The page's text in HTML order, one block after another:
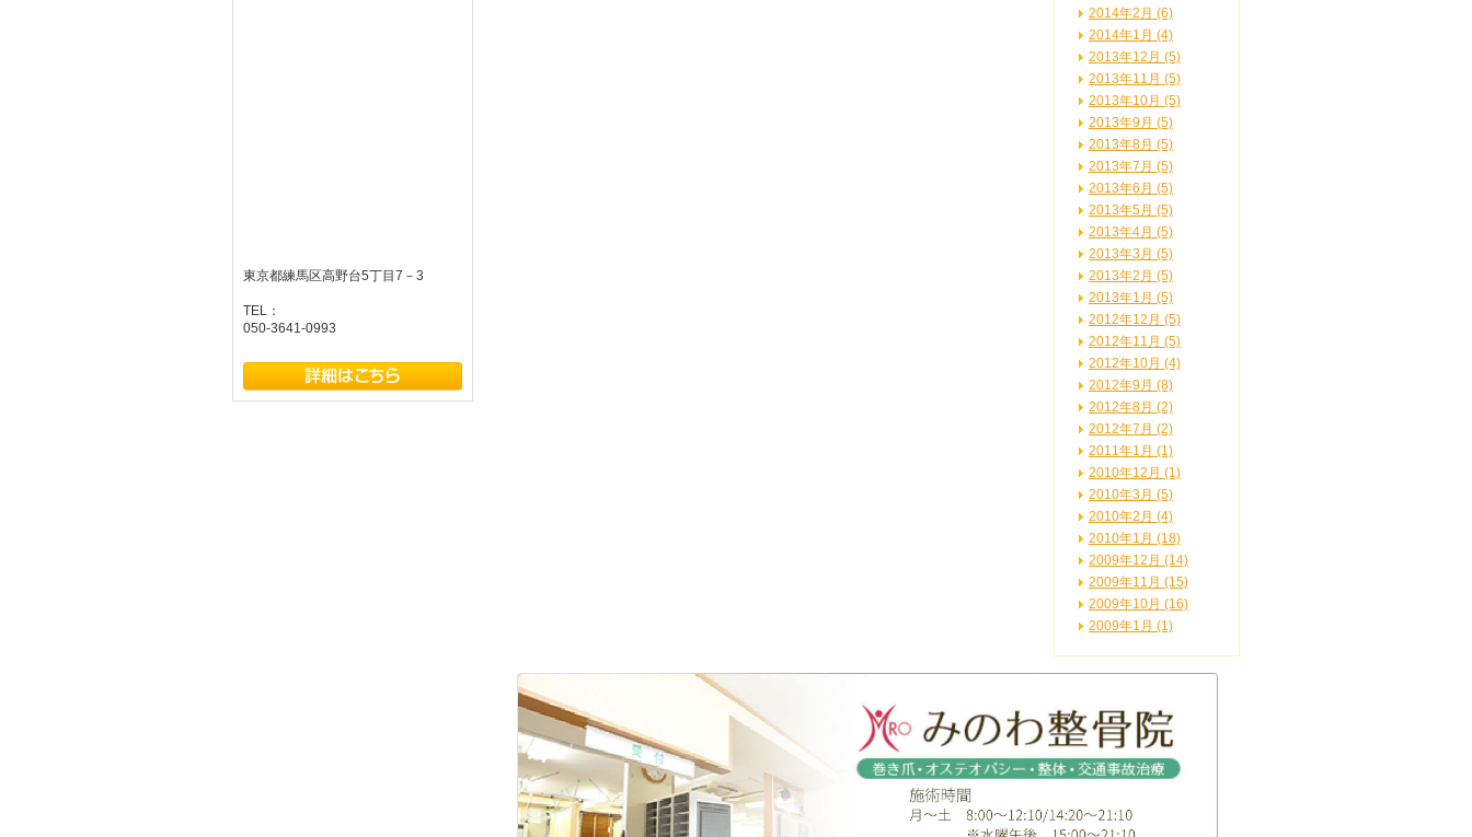
2014年2月 (6)
2014年1月 (4)
2013年12月 (5)
2013年11月 (5)
2013年10月 (5)
2013年9月 (5)
2013年8月 (5)
2013年7月 (5)
2013年6月 (5)
2013年5月 (5)
2013年4月 (5)
2013年3月 (5)
2013年2月 (5)
2013年1月 (5)
2012年12月 (5)
2012年11月 (5)
2012年10月 (4)
2012年9月 (8)
2012年8月 (2)
2012年7月 (2)
2011年1月 (1)
2010年12月 (1)
2010年3月 (5)
2010年2月 (4)
2010年1月 (18)
2009年12月 (14)
2009年11月 (15)
2009年10月 (16)
2009年1月 (1)
東京都練馬区高野台5丁目7－3
TEL：
050-3641-0993